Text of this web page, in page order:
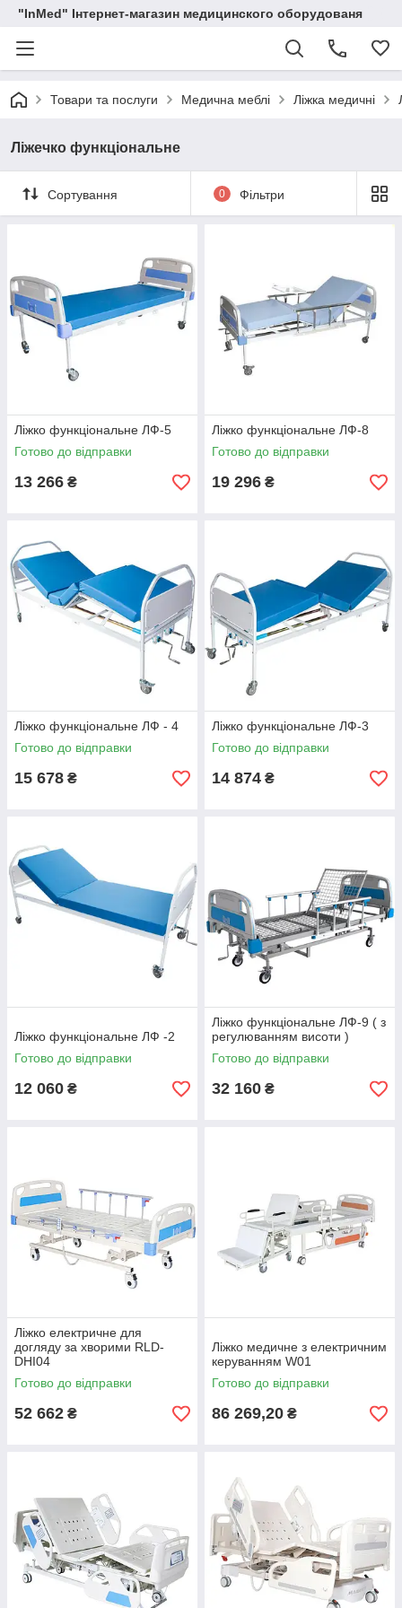
"InMed" Інтернет-магазин медицинского оборудованя
Товари та послуги Медична меблі Ліжка медичні
Ліжечко функціональне
Сортування 0 Фільтри
Ліжко функціональне ЛФ-5
Готово до відправки
13 266 ₴
Ліжко функціональне ЛФ-8
Готово до відправки
19 296 ₴
Ліжко функціональне ЛФ - 4
Готово до відправки
15 678 ₴
Ліжко функціональне ЛФ-3
Готово до відправки
14 874 ₴
Ліжко функціональне ЛФ -2
Готово до відправки
12 060 ₴
Ліжко функціональне ЛФ-9 ( з
регулюванням висоти )
Готово до відправки
32 160 ₴
Ліжко електричне для
догляду за хворими RLD-
DHI04
Готово до відправки
52 662 ₴
Ліжко медичне з електричним
керуванням W01
Готово до відправки
86 269,20 ₴